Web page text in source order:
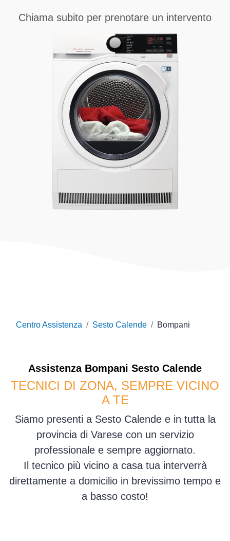
Chiama subito per prenotare un intervento
Centro Assistenza Sesto Calende Bompani
Assistenza Bompani Sesto Calende
TECNICI DI ZONA, SEMPRE VICINO
A TE
Siamo presenti a Sesto Calende e in tutta la
provincia di Varese con un servizio
professionale e sempre aggiornato.
Il tecnico più vicino a casa tua interverrà
direttamente a domicilio in brevissimo tempo e
a basso costo!